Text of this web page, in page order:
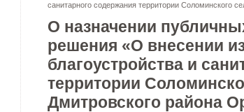
санитарного содержания территории Соломинского
О назначении
решения «О внесении
благоустройства и
территории
Дмитровского района